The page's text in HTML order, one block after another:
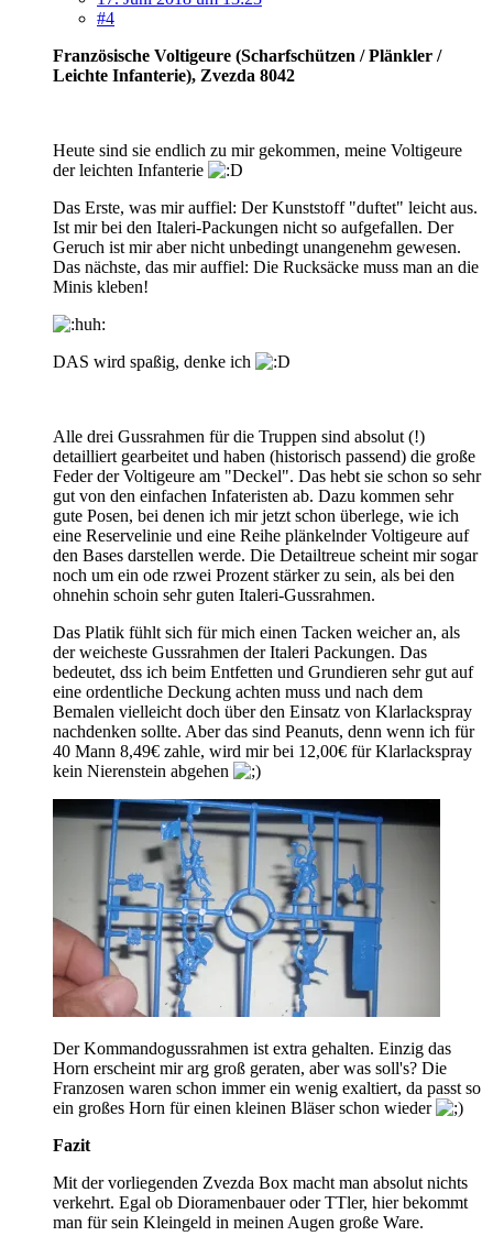
#4
Französische Voltigeure (Scharfschützen / Plänkler /
Leichte Infanterie), Zvezda 8042
Heute sind sie endlich zu mir gekommen, meine Voltigeure
der leichten Infanterie
Das Erste, was mir auffiel: Der Kunststoff "duftet" leicht aus.
Ist mir bei den Italeri-Packungen nicht so aufgefallen. Der
Geruch ist mir aber nicht unbedingt unangenehm gewesen.
Das nächste, das mir auffiel: Die Rucksäcke muss man an die
Minis kleben!
DAS wird spaßig, denke ich
Alle drei Gussrahmen für die Truppen sind absolut (!)
detailliert gearbeitet und haben (historisch passend) die große
Feder der Voltigeure am "Deckel". Das hebt sie schon so sehr
gut von den einfachen Infateristen ab. Dazu kommen sehr
gute Posen, bei denen ich mir jetzt schon überlege, wie ich
eine Reservelinie und eine Reihe plänkelnder Voltigeure auf
den Bases darstellen werde. Die Detailtreue scheint mir sogar
noch um ein ode rzwei Prozent stärker zu sein, als bei den
ohnehin schoin sehr guten Italeri-Gussrahmen.
Das Platik fühlt sich für mich einen Tacken weicher an, als
der weicheste Gussrahmen der Italeri Packungen. Das
bedeutet, dss ich beim Entfetten und Grundieren sehr gut auf
eine ordentliche Deckung achten muss und nach dem
Bemalen vielleicht doch über den Einsatz von Klarlackspray
nachdenken sollte. Aber das sind Peanuts, denn wenn ich für
40 Mann 8,49€ zahle, wird mir bei 12,00€ für Klarlackspray
kein Nierenstein abgehen
Der Kommandogussrahmen ist extra gehalten. Einzig das
Horn erscheint mir arg groß geraten, aber was soll's? Die
Franzosen waren schon immer ein wenig exaltiert, da passt so
ein großes Horn für einen kleinen Bläser schon wieder
Fazit
Mit der vorliegenden Zvezda Box macht man absolut nichts
verkehrt. Egal ob Dioramenbauer oder TTler, hier bekommt
man für sein Kleingeld in meinen Augen große Ware.